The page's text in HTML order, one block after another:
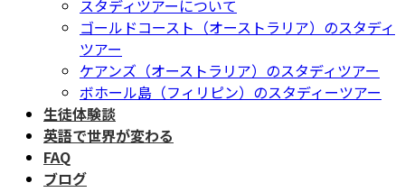
スタディツアーについて
ゴールドコースト（オーストラリア）のスタディ
ツアー
ケアンズ（オーストラリア）のスタディツアー
ボホール島（フィリピン）のスタディーツアー
生徒体験談
英語で世界が変わる
FAQ
ブログ